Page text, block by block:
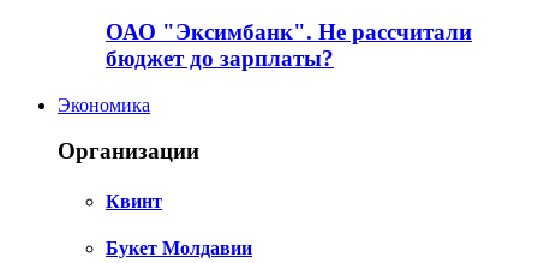
ОАО "Эксимбанк". Не рассчитали
бюджет до зарплаты?
Экономика
Организации
Квинт
Букет Молдавии